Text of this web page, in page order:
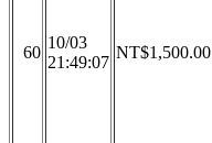
60
10/03
21:49:07
NT$1,500.00